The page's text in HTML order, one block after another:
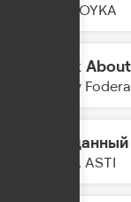
MIA BOYKA
Think
Sonny
ANNA ASTI